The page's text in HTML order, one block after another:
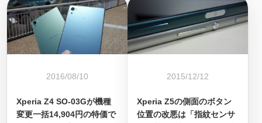
ガイド ニュース オーディオ
2016/08/10
Xperia Z4 SO-03Gが機種
変更一括14,904円の特価で
2015/12/12
Xperia Z5の側面のボタン
位置の改悪は「指紋センサ